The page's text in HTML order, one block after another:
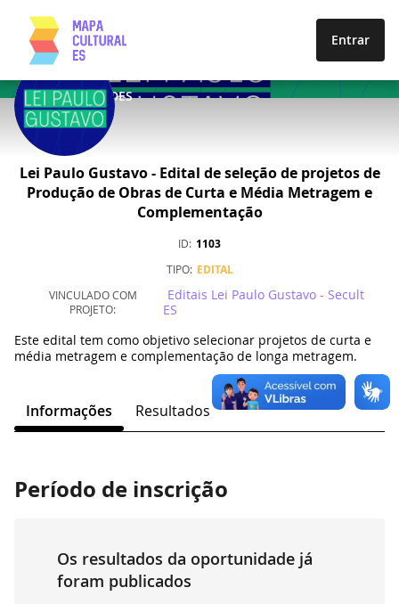
Entrar
OPORTUNIDADES
Lei Paulo Gustavo - Edital de seleção de projetos de
Produção de Obras de Curta e Média Metragem e
Complementação
ID 1103
TIPO EDITAL
VINCULADO COM
PROJETO
Editais Lei Paulo Gustavo - Secult
ES
Este edital tem como objetivo selecionar projetos de curta e
média metragem e complementação de longa metragem.
Informações Resultados
Período de inscrição
Os resultados da oportunidade já
foram publicados